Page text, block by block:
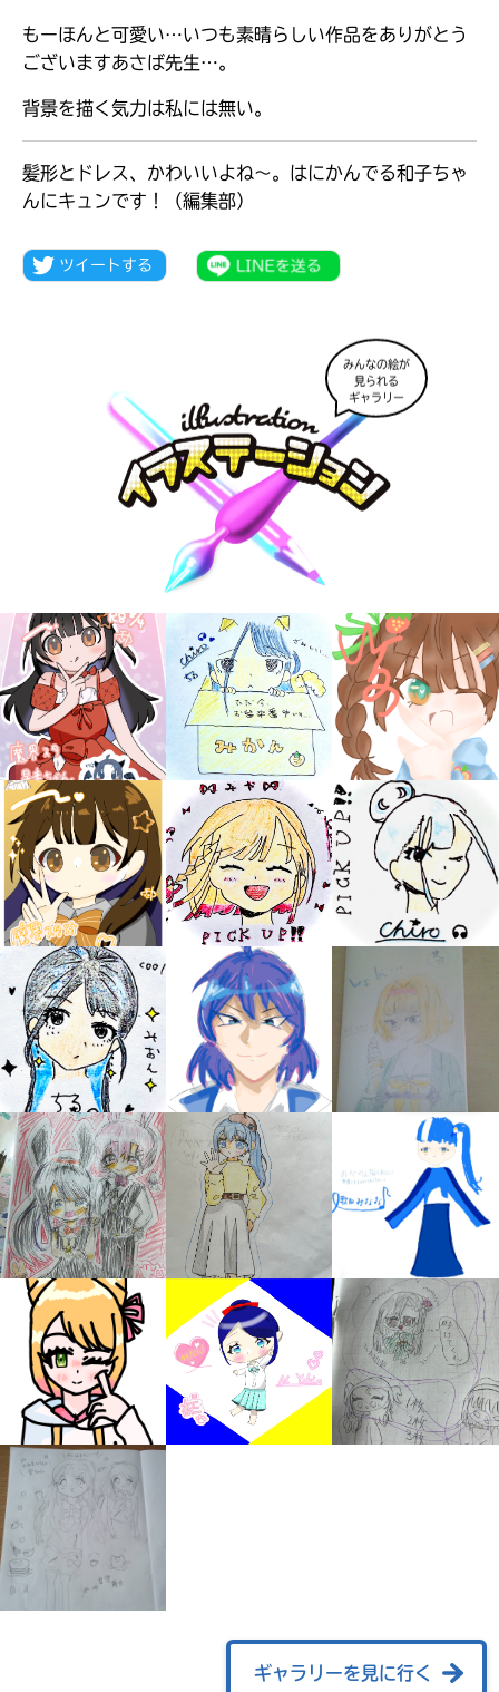
出会える
キミノラジオ配信中！
いろんな動画が
見られる
見られる
ギャラリー
もーほんと可愛い…いつも素晴らしい作品をありがとう
ございますあさば先生…。
背景を描く気力は私には無い。
髪形とドレス、かわいいよね～。はにかんでる和子ちゃ
んにキュンです！（編集部）
みんなの絵が
見られる
ギャラリー
ギャラリーを見に行く